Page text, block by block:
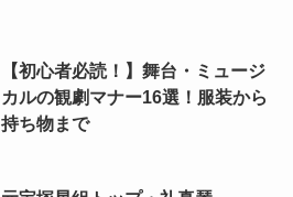
【初心者必読！】舞台・ミュージ
カルの観劇マナー16選！服装から
持ち物まで